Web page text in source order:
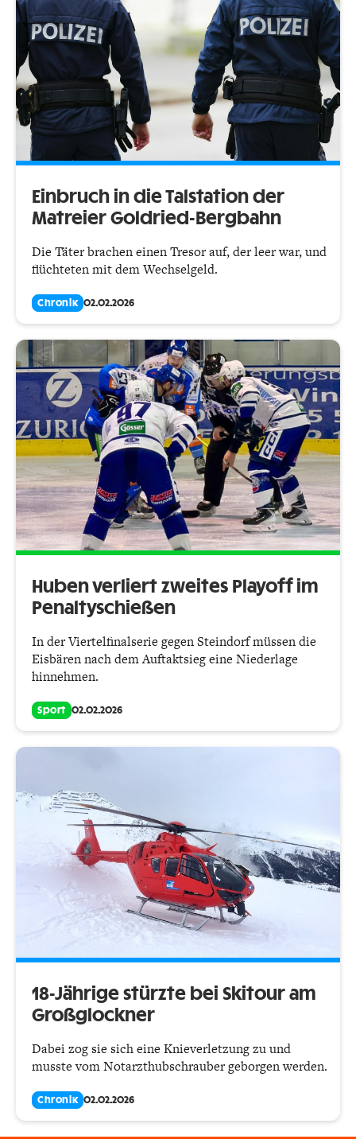
Einbruch in die Talstation der
Matreier Goldried-Bergbahn
Die Täter brachen einen Tresor auf, der leer war, und
flüchteten mit dem Wechselgeld.
Chronik 02.02.2026
Huben verliert zweites Playoff im
Penaltyschießen
In der Viertelfinalserie gegen Steindorf müssen die
Eisbären nach dem Auftaktsieg eine Niederlage
hinnehmen.
Sport 02.02.2026
18-Jährige stürzte bei Skitour am
Großglockner
Dabei zog sie sich eine Knieverletzung zu und
musste vom Notarzthubschrauber geborgen werden.
Chronik 02.02.2026